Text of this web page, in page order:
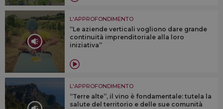
L'APPROFONDIMENTO
“Le aziende verticali vogliono dare grande
continuità imprenditoriale alla loro
iniziativa”
L'APPROFONDIMENTO
“Terre alte”, il vino è fondamentale: tutela la
salute del territorio e delle sue comunità